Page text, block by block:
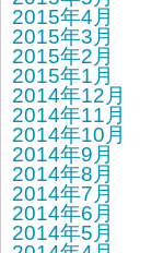
2015年4月
2015年3月
2015年2月
2015年1月
2014年12月
2014年11月
2014年10月
2014年9月
2014年8月
2014年7月
2014年6月
2014年5月